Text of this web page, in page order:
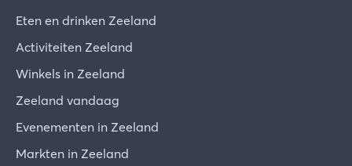
Eten en drinken Zeeland
Activiteiten Zeeland
Winkels in Zeeland
Zeeland vandaag
Evenementen in Zeeland
Markten in Zeeland